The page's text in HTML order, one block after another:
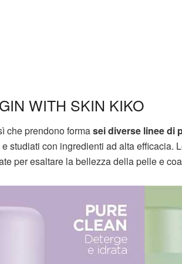
WITH SKIN KIKO
che prendono formasei diverse linee di
e studiati con ingredienti ad alta efficacia.
per esaltare la bellezza della pelle e